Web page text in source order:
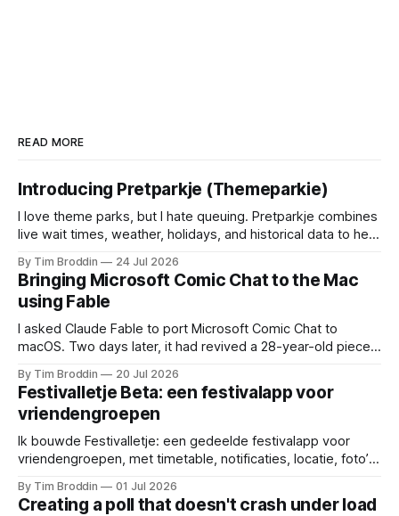
READ MORE
Introducing Pretparkje (Themeparkie)
I love theme parks, but I hate queuing. Pretparkje combines
live wait times, weather, holidays, and historical data to help
next.
By Tim Broddin 24 Jul 2026
Bringing Microsoft Comic Chat to the Mac
using Fable
I asked Claude Fable to port Microsoft Comic Chat to
macOS. Two days later, it had revived a 28-year-old piece
By Tim Broddin 20 Jul 2026
Festivalletje Beta: een festivalapp voor
vriendengroepen
Ik bouwde Festivalletje: een gedeelde festivalapp voor
vriendengroepen, met timetable, notificaties, locatie, foto’s
By Tim Broddin 01 Jul 2026
Creating a poll that doesn't crash under load